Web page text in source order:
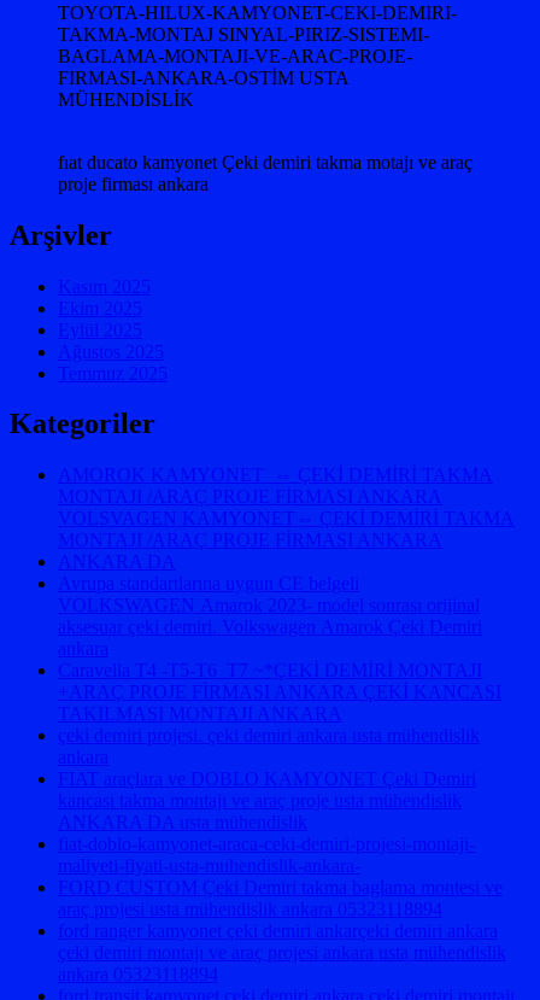
TOYOTA-HILUX-KAMYONET-CEKI-DEMIRI-
TAKMA-MONTAJ SINYAL-PIRIZ-SISTEMI-
BAGLAMA-MONTAJI-VE-ARAC-PROJE-
FIRMASI-ANKARA-OSTİM USTA
MÜHENDİSLİK
fıat ducato kamyonet Çeki demiri takma motajı ve araç
proje firması ankara
Arşivler
Kasım 2025
Ekim 2025
Eylül 2025
Ağustos 2025
Temmuz 2025
Kategoriler
AMOROK KAMYONET ⇔ ÇEKİ DEMİRİ TAKMA
MONTAJI /ARAÇ PROJE FİRMASI ANKARA
VOLSVAGEN KAMYONET⇔ ÇEKİ DEMİRİ TAKMA
MONTAJI /ARAÇ PROJE FİRMASI ANKARA
ANKARA DA
Avrupa standartlarına uygun CE belgeli
VOLKSWAGEN Amarok 2023- model sonrası orijinal
aksesuar çeki demiri. Volkswagen Amarok Çeki Demiri
ankara
Caravella T4 -T5-T6 T7 ~*ÇEKİ DEMİRİ MONTAJI
+ARAÇ PROJE FİRMASI ANKARA ÇEKİ KANCASI
TAKILMASI MONTAJI ANKARA
çeki demiri projesi. çeki demiri ankara usta mühendislik
ankara
FIAT araçlara ve DOBLO KAMYONET Çeki Demiri
kancası takma montajı ve araç proje usta mühendislik
ANKARA DA usta mühendislik
fiat-doblo-kamyonet-araca-ceki-demiri-projesi-montaji-
maliyeti-fiyati-usta-muhendislik-ankara-
FORD CUSTOM Çeki Demiri takma baglama montesi ve
araç projesi usta mühendislik ankara 05323118894
ford ranger kamyonet çeki demiri ankarçeki demiri ankara
çeki demiri montajı ve araç projesi ankara usta mühendislik
ankara 05323118894